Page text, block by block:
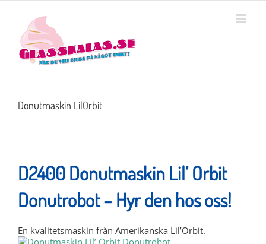
content
Donutmaskin LilOrbit
D2400 Donutmaskin Lil’ Orbit
Donutrobot – Hyr den hos oss!
En kvalitetsmaskin från Amerikanska Lil’Orbit.